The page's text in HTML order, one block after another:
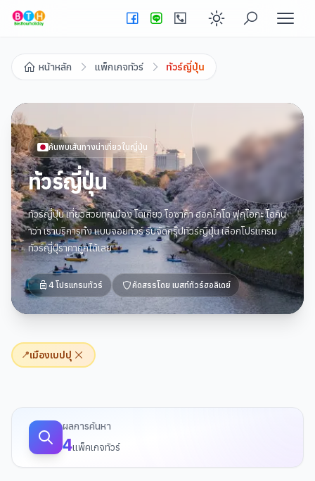
Enable dark
หน้าหลัก แพ็กเกจทัวร์ ทัวร์ญี่ปุ่น
ค้นพบเส้นทางน่าเที่ยวในญี่ปุ่น
ทัวร์ญี่ปุ่น
ทัวร์ญี่ปุ่น เที่ยวสวยทุกเมือง โตเกียว โอซาก้า ฮอกไกโด ฟุกุโอกะ โอกิน
าว่า เราบริการทั้ง แบบจอยทัวร์ รับจัดกรุ๊ปทัวร์ญี่ปุ่น เลือกโปรแกรม
ทัวร์ญี่ปุ่ราคาถูกได้เลย
4โปรแกรมทัวร์ คัดสรรโดย เบสท์ทัวร์ฮอลิเดย์
📍เมืองเบปปุ
ผลการค้นหา
4แพ็คเกจทัวร์